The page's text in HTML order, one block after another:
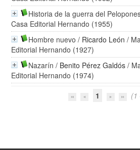
Historia de la guerra del
Casa Editorial Hernando (1955)
Hombre nuevo / Ricardo León /
Editorial Hernando (1927)
Nazarín / Benito Pérez Galdós /
Editorial Hernando (1974)
1
(1